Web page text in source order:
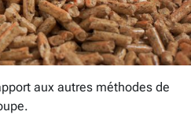
aux autres méthodes de